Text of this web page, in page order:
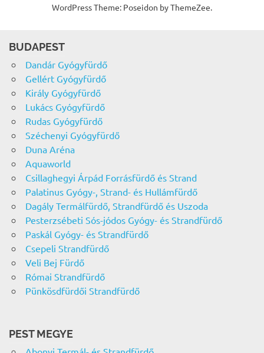
WordPress Theme: Poseidon by ThemeZee.
BUDAPEST
Dandár Gyógyfürdő
Gellért Gyógyfürdő
Király Gyógyfürdő
Lukács Gyógyfürdő
Rudas Gyógyfürdő
Széchenyi Gyógyfürdő
Duna Aréna
Aquaworld
Csillaghegyi Árpád Forrásfürdő és Strand
Palatinus Gyógy-, Strand- és Hullámfürdő
Dagály Termálfürdő, Strandfürdő és Uszoda
Pesterzsébeti Sós-jódos Gyógy- és Strandfürdő
Paskál Gyógy- és Strandfürdő
Csepeli Strandfürdő
Veli Bej Fürdő
Római Strandfürdő
Pünkösdfürdői Strandfürdő
PEST MEGYE